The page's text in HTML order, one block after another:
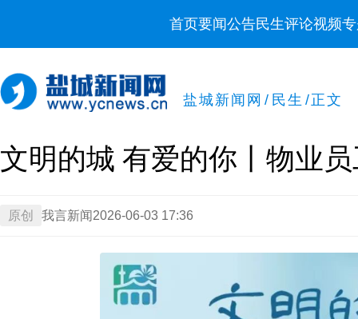
首页要闻公告民生评论视频
盐城新闻网 / 民生 /正文
文明的城 有爱的你丨物业
原创 我言新闻 2026-06-03 17:36